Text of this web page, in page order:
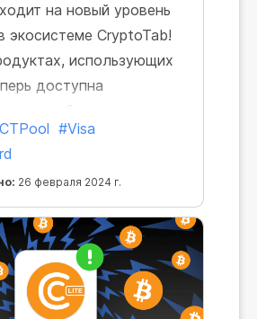
на новый уровень
экосистеме CryptoTab!
использующих
доступна
больше не нужно
своим крипто
обменивать валюты или
осуществлять
— теперь майнинг ничем
от похода в
Вот только в отличие
майнинг приносит
#Visa
26 февраля 2024 г.